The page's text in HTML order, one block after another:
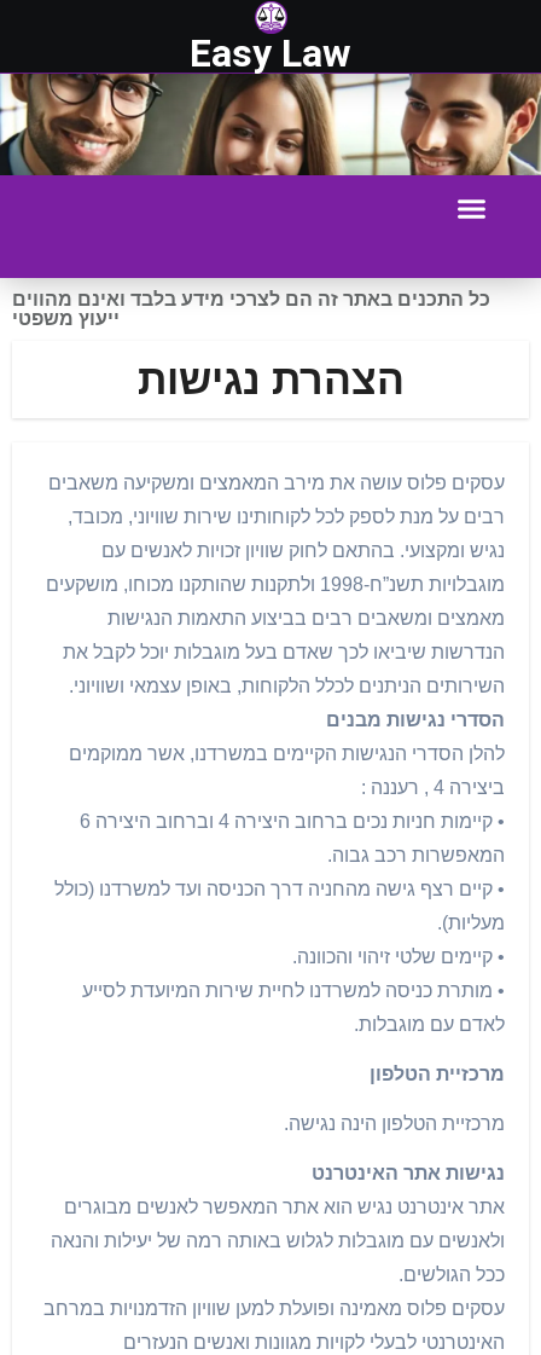
Easy Law
כל התכנים באתר זה הם לצרכי מידע בלבד ואינם מהווים
ייעוץ משפטי
הצהרת נגישות
עסקים פלוס עושה את מירב המאמצים ומשקיעה משאבים
רבים על מנת לספק לכל לקוחותינו שירות שוויוני, מכובד,
נגיש ומקצועי. בהתאם לחוק שוויון זכויות לאנשים עם
מוגבלויות תשנ”ח-1998 ולתקנות שהותקנו מכוחו, מושקעים
מאמצים ומשאבים רבים בביצוע התאמות הנגישות
הנדרשות שיביאו לכך שאדם בעל מוגבלות יוכל לקבל את
השירותים הניתנים לכלל הלקוחות, באופן עצמאי ושוויוני.
הסדרי נגישות מבנים
להלן הסדרי הנגישות הקיימים במשרדנו, אשר ממוקמים
ביצירה 4 , רעננה :
• קיימות חניות נכים ברחוב היצירה 4 וברחוב היצירה 6
המאפשרות רכב גבוה.
• קיים רצף גישה מהחניה דרך הכניסה ועד למשרדנו (כולל
מעליות).
• קיימים שלטי זיהוי והכוונה.
• מותרת כניסה למשרדנו לחיית שירות המיועדת לסייע
לאדם עם מוגבלות.
מרכזיית הטלפון
מרכזיית הטלפון הינה נגישה.
נגישות אתר האינטרנט
אתר אינטרנט נגיש הוא אתר המאפשר לאנשים מבוגרים
ולאנשים עם מוגבלות לגלוש באותה רמה של יעילות והנאה
ככל הגולשים.
עסקים פלוס מאמינה ופועלת למען שוויון הזדמנויות במרחב
האינטרנטי לבעלי לקויות מגוונות ואנשים הנעזרים